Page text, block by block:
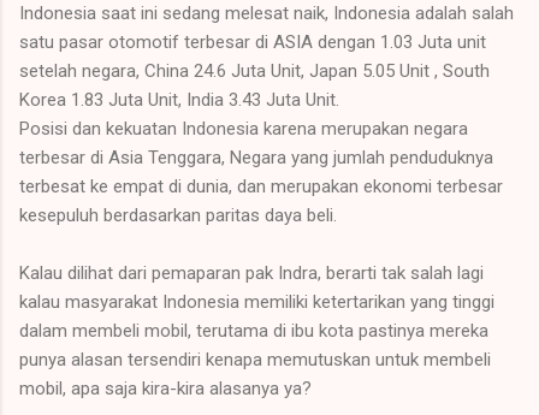
Indonesia saat ini sedang melesat naik, Indonesia adalah salah
satu pasar otomotif terbesar di ASIA dengan 1.03 Juta unit
setelah negara, China 24.6 Juta Unit, Japan 5.05 Unit , South
Korea 1.83 Juta Unit, India 3.43 Juta Unit.
Posisi dan kekuatan Indonesia karena merupakan negara
terbesar di Asia Tenggara, Negara yang jumlah penduduknya
terbesat ke empat di dunia, dan merupakan ekonomi terbesar
kesepuluh berdasarkan paritas daya beli.
Kalau dilihat dari pemaparan pak Indra, berarti tak salah lagi
kalau masyarakat Indonesia memiliki ketertarikan yang tinggi
dalam membeli mobil, terutama di ibu kota pastinya mereka
punya alasan tersendiri kenapa memutuskan untuk membeli
mobil, apa saja kira-kira alasanya ya?